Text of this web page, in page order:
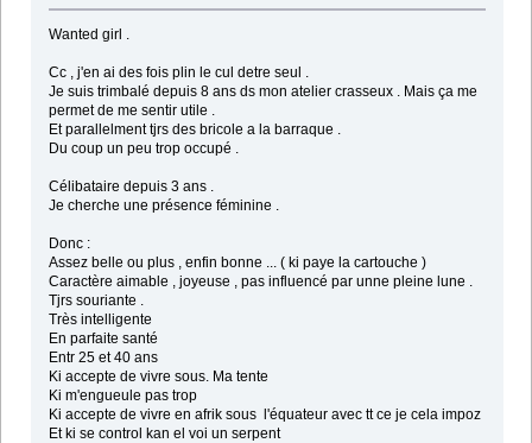
Wanted girl .
Cc , j'en ai des fois plin le cul detre seul .
Je suis trimbalé depuis 8 ans ds mon atelier crasseux . Mais ça me
permet de me sentir utile .
Et parallelment tjrs des bricole a la barraque .
Du coup un peu trop occupé .
Célibataire depuis 3 ans .
Je cherche une présence féminine .
Donc :
Assez belle ou plus , enfin bonne ... ( ki paye la cartouche )
Caractère aimable , joyeuse , pas influencé par unne pleine lune .
Tjrs souriante .
Très intelligente
En parfaite santé
Entr 25 et 40 ans
Ki accepte de vivre sous. Ma tente
Ki m'engueule pas trop
Ki accepte de vivre en afrik sous l'équateur avec tt ce je cela impoz
Et ki se control kan el voi un serpent